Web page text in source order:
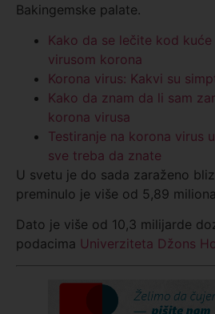
Bakingemske palate.
Kako da se lečite kod
virusom korona
Korona virus: Kakvi su
Kako da znam da li sam
korona virusa
Testiranje na korona virus
sve treba da znate
U svetu je do sada zaraženo
preminulo je više od 5,89
Dato je više od 10,3 milijarde
podacima Univerziteta Džons